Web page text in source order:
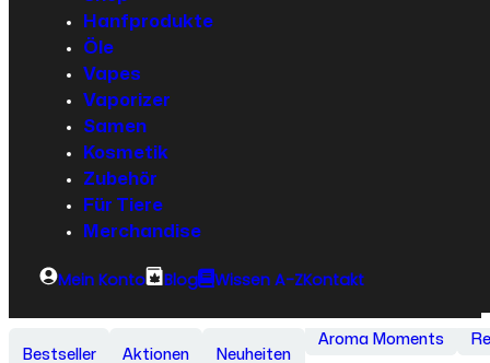
Hanfprodukte
Öle
Vapes
Vaporizer
Samen
Kosmetik
Zubehör
Für Tiere
Merchandise
Mein Konto Blog Wissen A-ZKontakt
Bestseller Aktionen Neuheiten
Aroma Moments